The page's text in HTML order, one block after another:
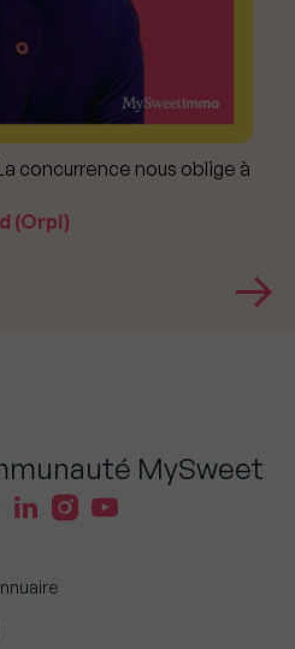
concurrence nous oblige à
(Orpi)
MySweet